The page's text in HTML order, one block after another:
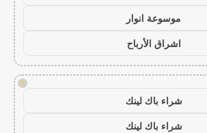
موسوعة انوار
اشراق الأرباح
!
شراء باك لينك
شراء باك لينك